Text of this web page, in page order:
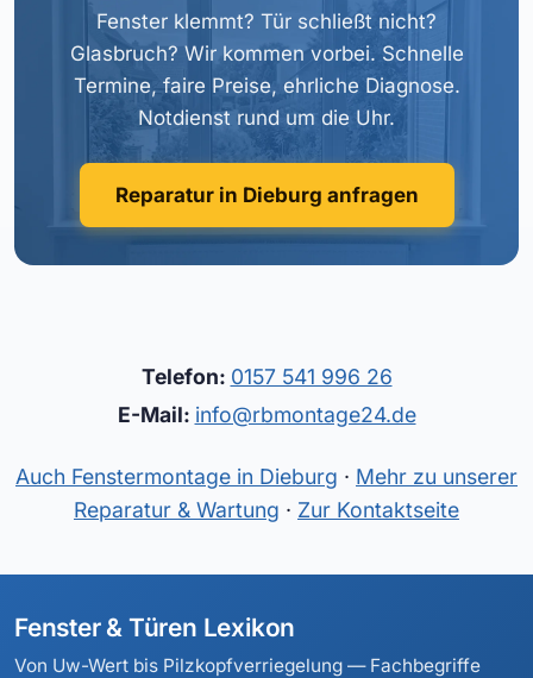
Fenster klemmt? Tür schließt nicht?
Glasbruch? Wir kommen vorbei. Schnelle
Termine, faire Preise, ehrliche Diagnose.
Notdienst rund um die Uhr.
Reparatur in Dieburg anfragen
Telefon: 0157 541 996 26
E-Mail: info@rbmontage24.de
Auch Fenstermontage in Dieburg · Mehr zu unserer
Reparatur & Wartung · Zur Kontaktseite
Fenster & Türen Lexikon
Von Uw-Wert bis Pilzkopfverriegelung — Fachbegriffe